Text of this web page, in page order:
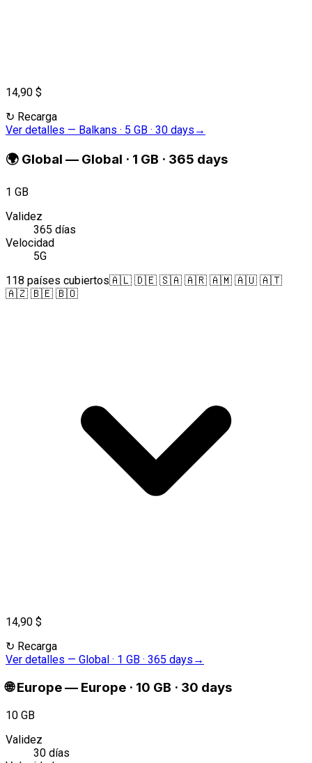
14,90 $
↻ Recarga
Ver detalles — Balkans · 5 GB · 30 days →
🌍 Global — Global · 1 GB · 365 days
1 GB
Validez
365 días
Velocidad
5G
118 países cubiertos🇦🇱 🇩🇪 🇸🇦 🇦🇷 🇦🇲 🇦🇺 🇦🇹
🇦🇿 🇧🇪 🇧🇴
14,90 $
↻ Recarga
Ver detalles — Global · 1 GB · 365 days →
🌐 Europe— Europe · 10 GB · 30 days
10 GB
Validez
30 días